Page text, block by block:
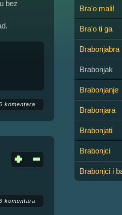
bez
komentara
komentara
Bra'o mali!
Bra'o ti ga
Brabonjabra
Brabonjak
Brabonjanje
Brabonjara
Brabonjati
Brabonjci
Brabonjci i